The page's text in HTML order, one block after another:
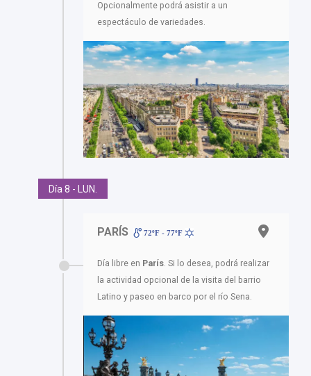
Opcionalmente podrá asistir a un
espectáculo de variedades.
Día 8 - LUN.
PARÍS 72ºF - 77ºF
Día libre en París. Si lo desea, podrá realizar
la actividad opcional de la visita del barrio
Latino y paseo en barco por el río Sena.